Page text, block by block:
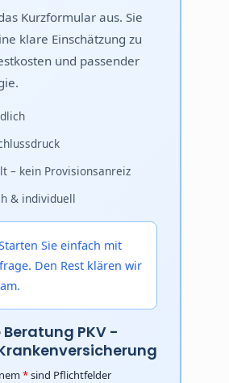
Kurzformular aus. Sie
klare Einschätzung zu
und passender
– kein Provisionsanreiz
& individuell
Sie einfach mit
Den Rest klären wir
PKV -
*sind Pflichtfelder